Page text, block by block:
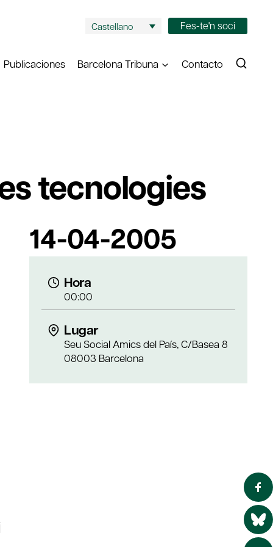
Castellano Fes-te'n soci
Publicaciones Barcelona Tribuna Contacto
tecnologies
14-04-2005
Hora
00:00
Lugar
Seu Social Amics del País, C/Basea 8
08003 Barcelona